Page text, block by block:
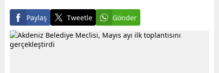
Paylaş Tweetle Gönder